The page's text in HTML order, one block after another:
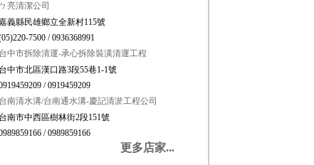
ㄅ亮清潔公司
義縣民雄鄉立全新村115號
7500 / 0936368991
台中市拆除清運-承心拆除裝潢清運工程
台中市北區漢口路3段55巷1-1號
/ 0919459209
台南清水溝/台南通水溝-慶記清淤工程公司
台南市中西區樹林街2段151號
/ 0989859166
更多店家...